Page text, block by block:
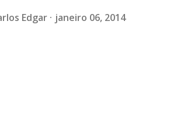
Edgar janeiro 06, 2014